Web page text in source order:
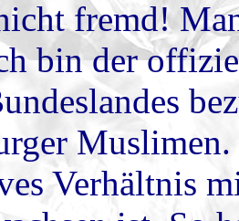
fremd!
bin der
Verhältnis